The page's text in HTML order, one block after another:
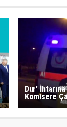
Dur' İhtarına
Komisere